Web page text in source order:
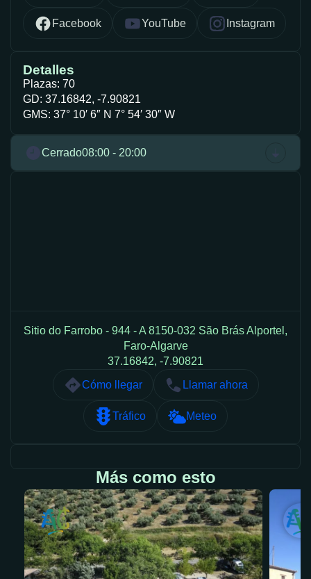
Facebook YouTube Instagram
Detalles
Plazas: 70
GD: 37.16842, -7.90821
GMS: 37° 10′ 6″ N 7° 54′ 30″ W
Cerrado08:00 - 20:00
Sitio do Farrobo - 944 - A 8150-032 São Brás Alportel,
Faro-Algarve
37.16842, -7.90821
Cómo llegar
Llamar ahora
Tráfico Meteo
Más como esto